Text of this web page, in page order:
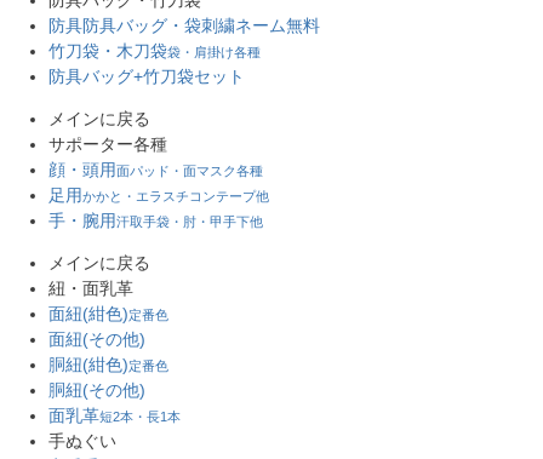
防具防具バッグ・袋刺繍ネーム無料
竹刀袋・木刀袋袋・肩掛け各種
防具バッグ+竹刀袋セット
メインに戻る
サポーター各種
顔・頭用面パッド・面マスク各種
足用かかと・エラスチコンテープ他
手・腕用汗取手袋・肘・甲手下他
メインに戻る
紐・面乳革
面紐(紺色)定番色
面紐(その他)
胴紐(紺色)定番色
胴紐(その他)
面乳革短2本・長1本
手ぬぐい
価格
商品タグ
セール